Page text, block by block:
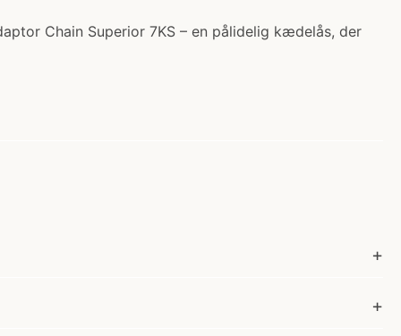
Chain Superior 7KS – en pålidelig kædelås, der